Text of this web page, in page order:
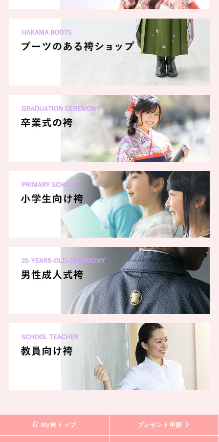
My袴トップ プレゼント申請